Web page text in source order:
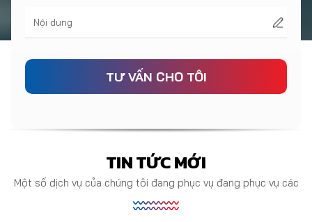
TIN TỨC MỚI
Một số dịch vụ của chúng tôi đang phục vụ đang phục vụ các